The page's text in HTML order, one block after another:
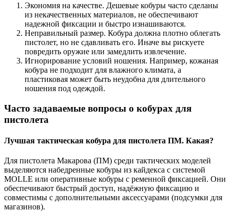
Экономия на качестве. Дешевые кобуры часто сделаны
из некачественных материалов, не обеспечивают
надежной фиксации и быстро изнашиваются.
Неправильный размер. Кобура должна плотно облегать
пистолет, но не сдавливать его. Иначе вы рискуете
повредить оружие или замедлить извлечение.
Игнорирование условий ношения. Например, кожаная
кобура не подходит для влажного климата, а
пластиковая может быть неудобна для длительного
ношения под одеждой.
Часто задаваемые вопросы о кобурах для
пистолета
Лучшая тактическая кобура для пистолета ПМ. Какая?
Для пистолета Макарова (ПМ) среди тактических моделей
выделяются набедренные кобуры из кайдекса с системой
MOLLE или оперативные кобуры с ременной фиксацией. Они
обеспечивают быстрый доступ, надёжную фиксацию и
совместимы с дополнительными аксессуарами (подсумки для
магазинов).